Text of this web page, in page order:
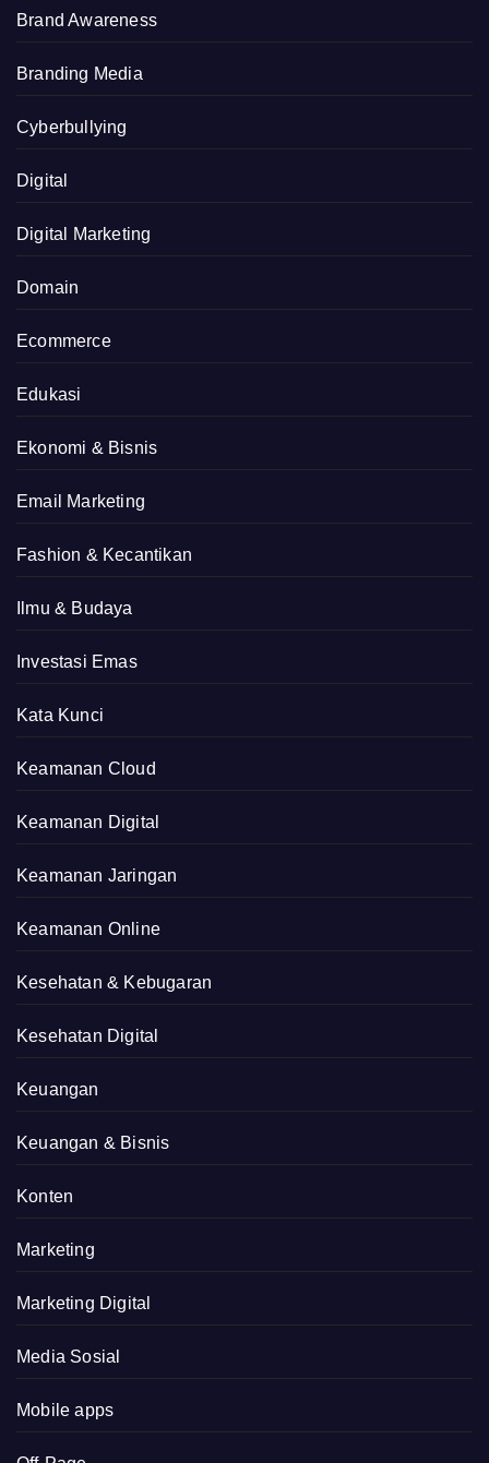
Brand Awareness
Branding Media
Cyberbullying
Digital
Digital Marketing
Domain
Ecommerce
Edukasi
Ekonomi & Bisnis
Email Marketing
Fashion & Kecantikan
Ilmu & Budaya
Investasi Emas
Kata Kunci
Keamanan Cloud
Keamanan Digital
Keamanan Jaringan
Keamanan Online
Kesehatan & Kebugaran
Kesehatan Digital
Keuangan
Keuangan & Bisnis
Konten
Marketing
Marketing Digital
Media Sosial
Mobile apps